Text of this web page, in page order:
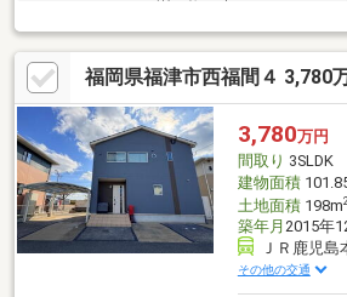
等、用途様々です！【駐車場】・玄関側に1
の3台駐車可能です！
福岡県福津市西福間４ 3,780
3,780万円
間取り 3SLDK
建物面積
土地面積198m2
築年月 2015年
ＪＲ鹿児
その他の交通